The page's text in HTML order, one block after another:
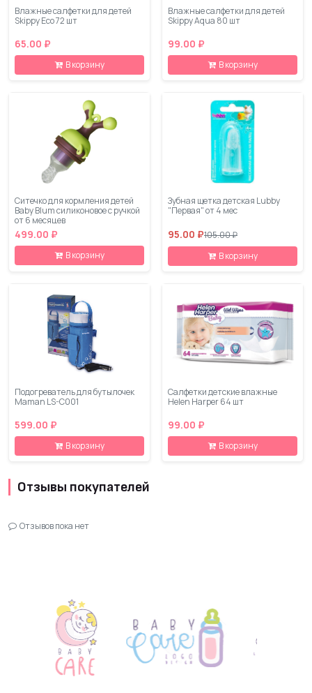
Влажные салфетки для детей
Skippy Eco 72 шт
65.00 ₽
В корзину
Влажные салфетки для детей
Skippy Aqua 80 шт
99.00 ₽
В корзину
Ситечко для кормления детей
Baby Blum силиконовое с ручкой
от 6 месяцев
499.00 ₽
В корзину
Зубная щетка детская Lubby
"Первая" от 4 мес
95.00 ₽105.00 ₽
В корзину
Подогреватель для бутылочек
Maman LS-C001
599.00 ₽
В корзину
Салфетки детские влажные
Helen Harper 64 шт
99.00 ₽
В корзину
Отзывы покупателей
Отзывов пока нет